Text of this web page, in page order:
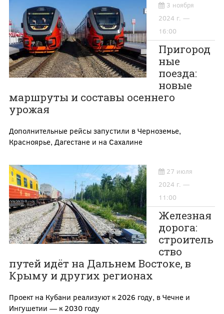
3 ноября
2024 г. —
16:00
Пригород
ные
поезда:
новые
маршруты и составы осеннего
урожая
Дополнительные рейсы запустили в Черноземье,
Красноярье, Дагестане и на Сахалине
27 июля
2024 г. —
11:00
Железная
дорога:
строитель
ство
путей идёт на Дальнем Востоке, в
Крыму и других регионах
Проект на Кубани реализуют к 2026 году, в Чечне и
Ингушетии — к 2030 году